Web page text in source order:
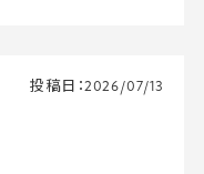
投稿日：2026/07/13